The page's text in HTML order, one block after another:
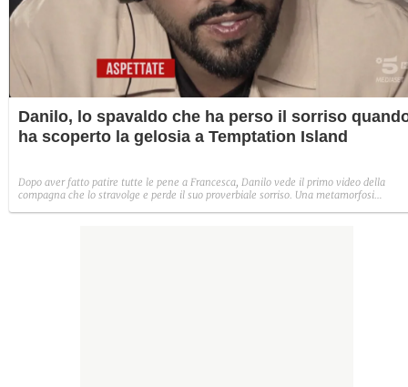
Danilo, lo spavaldo che ha perso il sorriso
ha scoperto la gelosia a Temptation Island
Dopo aver fatto patire tutte le pene a Francesca, Danilo vede il primo video della
compagna che lo stravolge e perde il suo proverbiale sorriso. Una metamorfosi